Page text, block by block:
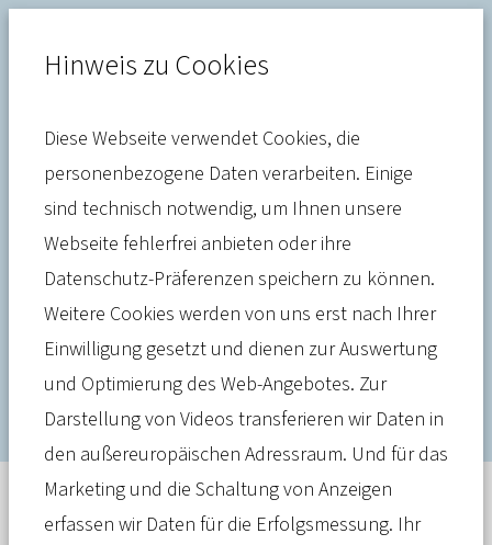
Versorgung
Versorgungslücken schließen:
Wie Gesundheitsnetze im
ländlichen Raum erfolgreich
sein können
Pressemitteilung 19. Oktober 2023
Hinweis zu Cookies
Diese Webseite verwendet Cookies, die
personenbezogene Daten verarbeiten. Einige
sind technisch notwendig, um Ihnen unsere
Webseite fehlerfrei anbieten oder ihre
Datenschutz-Präferenzen speichern zu können.
Weitere Cookies werden von uns erst nach Ihrer
Einwilligung gesetzt und dienen zur Auswertung
und Optimierung des Web-Angebotes. Zur
Darstellung von Videos transferieren wir Daten in
den außereuropäischen Adressraum. Und für das
Marketing und die Schaltung von Anzeigen
erfassen wir Daten für die Erfolgsmessung. Ihr